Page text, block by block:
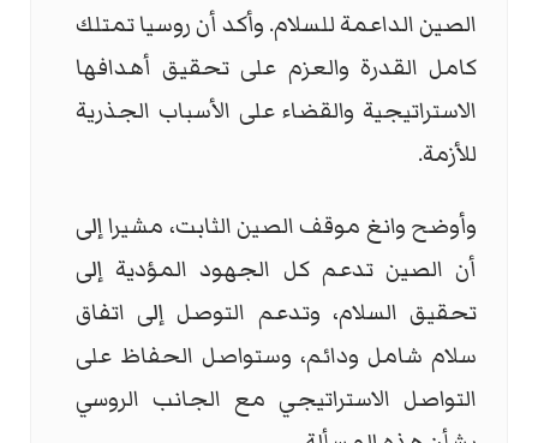
الصين الداعمة للسلام. وأكد أن روسيا تمتلك
كامل القدرة والعزم على تحقيق أهدافها
الاستراتيجية والقضاء على الأسباب الجذرية
للأزمة.
وأوضح وانغ موقف الصين الثابت، مشيرا إلى
أن الصين تدعم كل الجهود المؤدية إلى
تحقيق السلام، وتدعم التوصل إلى اتفاق
سلام شامل ودائم، وستواصل الحفاظ على
التواصل الاستراتيجي مع الجانب الروسي